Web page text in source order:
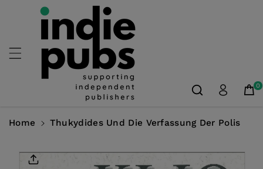
Skip To
Content
0
Home Thukydides Und Die Verfassung Der Polis
Product